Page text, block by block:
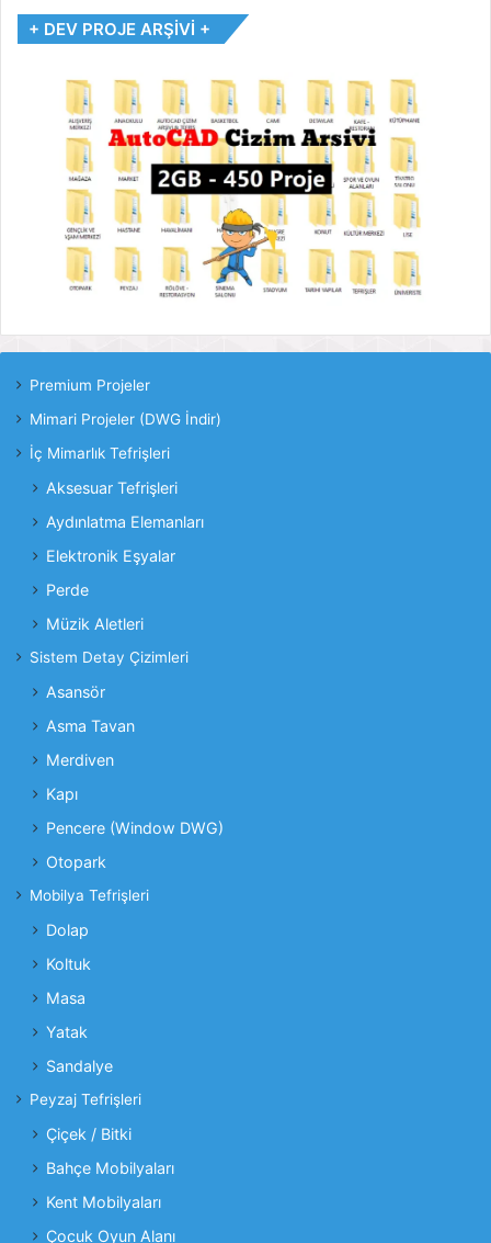
+ DEV PROJE ARŞİVİ +
Premium Projeler
Mimari Projeler (DWG İndir)
İç Mimarlık Tefrişleri
Aksesuar Tefrişleri
Aydınlatma Elemanları
Elektronik Eşyalar
Perde
Müzik Aletleri
Sistem Detay Çizimleri
Asansör
Asma Tavan
Merdiven
Kapı
Pencere (Window DWG)
Otopark
Mobilya Tefrişleri
Dolap
Koltuk
Masa
Yatak
Sandalye
Peyzaj Tefrişleri
Çiçek / Bitki
Bahçe Mobilyaları
Kent Mobilyaları
Çocuk Oyun Alanı